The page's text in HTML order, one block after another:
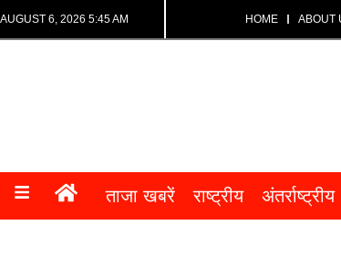
AUGUST 6, 2026 5:45 AM HOME ABOUT
ताजा खबरें राष्ट्रीय अंतर्राष्ट्रीय